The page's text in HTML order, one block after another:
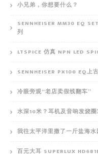
小兄弟，你想要什么？
SENNHEISER MM30 EQ
列
LTSPICE 仿真 NPN LED
SENNHEISER PX100 EQ上
冷眼旁观“老店卖假线翻车”
水深10米？耳机及音响发烧
我往太平洋里撒了一斤盐海
百元大耳 SUPERLUX